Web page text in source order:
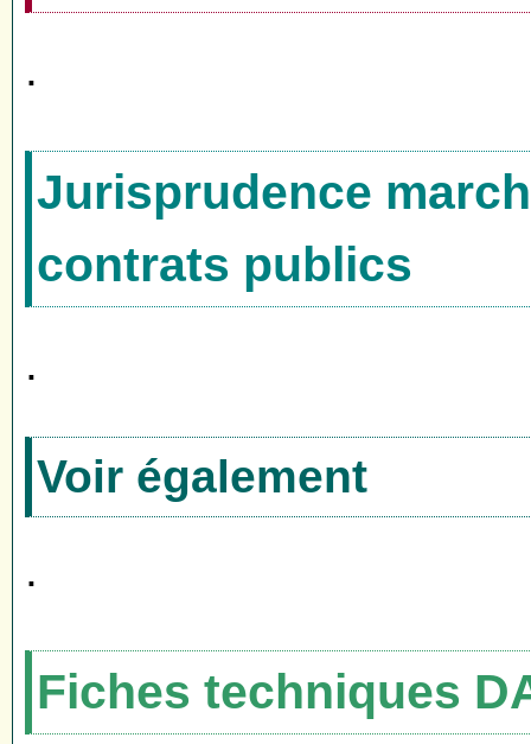
.
Jurisprudence
contrats publics
.
Voir également
.
Fiches techniques